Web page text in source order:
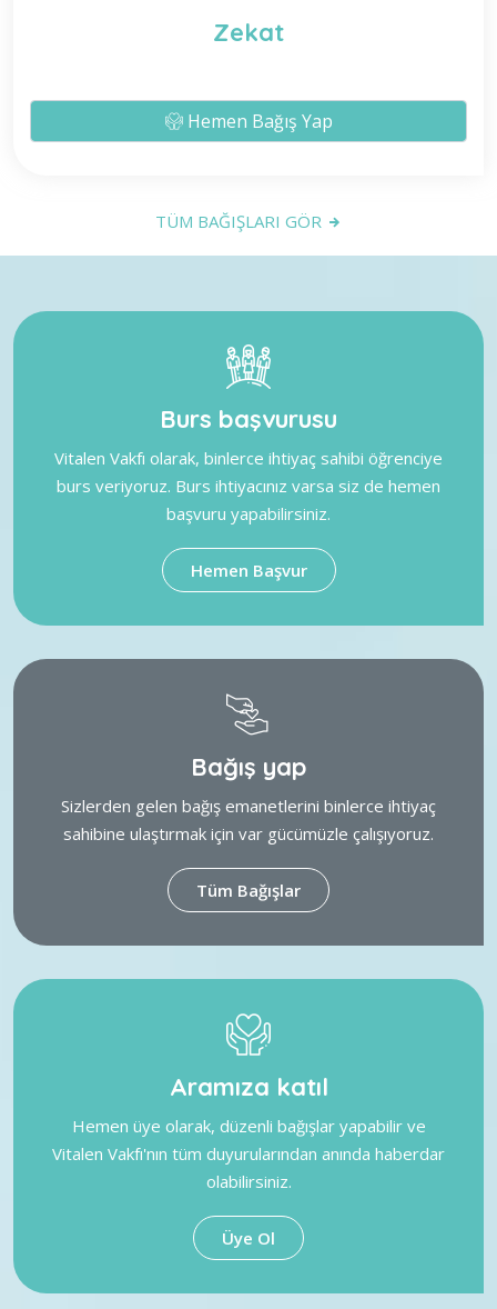
Zekat
Hemen Bağış Yap
TÜM BAĞIŞLARI GÖR
Burs başvurusu
Vitalen Vakfı olarak, binlerce ihtiyaç sahibi öğrenciye
burs veriyoruz. Burs ihtiyacınız varsa siz de hemen
başvuru yapabilirsiniz.
Hemen Başvur
Bağış yap
Sizlerden gelen bağış emanetlerini binlerce ihtiyaç
sahibine ulaştırmak için var gücümüzle çalışıyoruz.
Tüm Bağışlar
Aramıza katıl
Hemen üye olarak, düzenli bağışlar yapabilir ve
Vitalen Vakfı'nın tüm duyurularından anında haberdar
olabilirsiniz.
Üye Ol